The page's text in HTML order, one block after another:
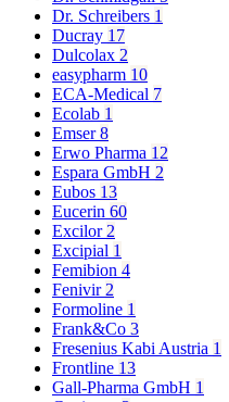
Dr. Schreibers 1
Ducray 17
Dulcolax 2
easypharm 10
ECA-Medical 7
Ecolab 1
Emser8
Erwo Pharma 12
Espara GmbH 2
Eubos 13
Eucerin 60
Excilor2
Excipial 1
Femibion 4
Fenivir2
Formoline 1
Frank&Co 3
Fresenius Kabi Austria 1
Frontline 13
Gall-Pharma GmbH 1